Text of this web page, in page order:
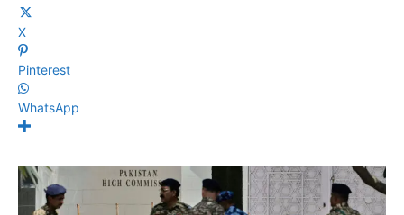
X
Pinterest
WhatsApp